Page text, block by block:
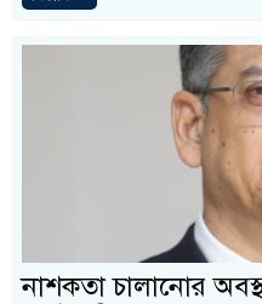
নাশকতা চালানোর